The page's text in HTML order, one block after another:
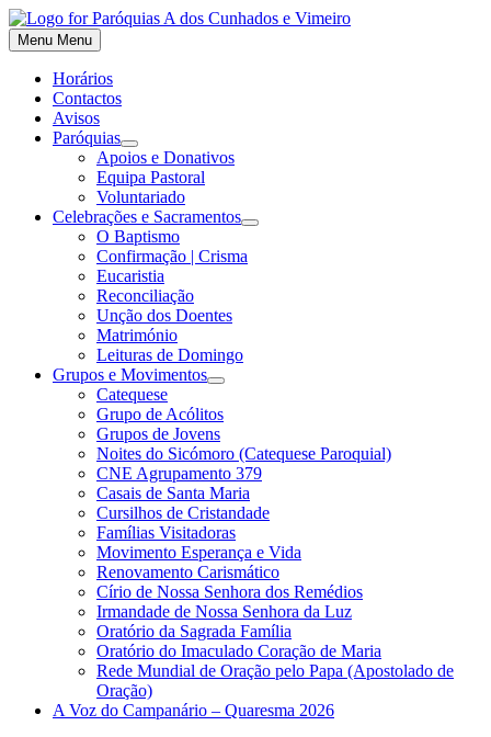
Skip
to
content
Menu Menu
Horários
Contactos
Avisos
Paróquias
Show
sub
menu
Apoios e Donativos
Equipa Pastoral
Voluntariado
Celebrações e Sacramentos
Show
O Baptismo
Confirmação | Crisma
Eucaristia
Reconciliação
Unção dos Doentes
Matrimónio
Leituras de Domingo
Grupos e Movimentos
Show
menu
Catequese
Grupo de Acólitos
Grupos de Jovens
Noites do Sicómoro (Catequese Paroquial)
CNE Agrupamento 379
Casais de Santa Maria
Cursilhos de Cristandade
Famílias Visitadoras
Movimento Esperança e Vida
Renovamento Carismático
Círio de Nossa Senhora dos Remédios
Irmandade de Nossa Senhora da Luz
Oratório da Sagrada Família
Oratório do Imaculado Coração de Maria
Rede Mundial de Oração pelo Papa (Apostolado de
Oração)
A Voz do Campanário – Quaresma 2026